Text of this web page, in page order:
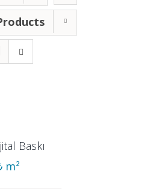
İletişim
Baskı
m²